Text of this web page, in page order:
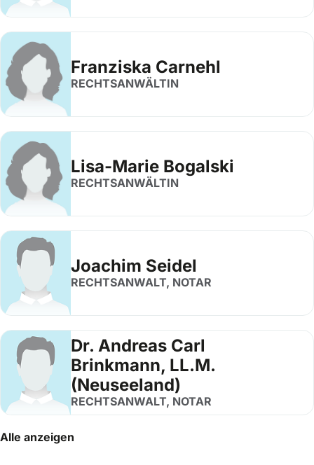
Franziska Carnehl
RECHTSANWÄLTIN
Lisa-Marie Bogalski
RECHTSANWÄLTIN
Joachim Seidel
RECHTSANWALT, NOTAR
Dr. Andreas Carl
Brinkmann, LL.M.
(Neuseeland)
RECHTSANWALT, NOTAR
Alle anzeigen